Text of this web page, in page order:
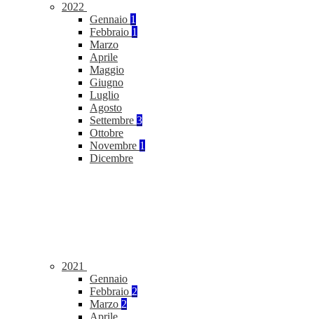
2022
Gennaio 1
Febbraio 1
Marzo
Aprile
Maggio
Giugno
Luglio
Agosto
Settembre 3
Ottobre
Novembre 1
Dicembre
2021
Gennaio
Febbraio 2
Marzo 2